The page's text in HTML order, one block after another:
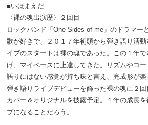
■いほまえだ
〈裸の魂出演歴〉２回目
ロックバンド「One Sides of me」のドラマー
歌が好きで、２０１７年初頭から弾き語り活
イブのスタートは裸の魂であった。この１年
げ、マイペースに上達してきた。リズムやコ
語りにはない感覚が持ち味と言え、完成形が
弾き語りライブデビューを飾った裸の魂に２回
カバー＆オリジナルを披露予定。１年の成長
ブになることだろう。